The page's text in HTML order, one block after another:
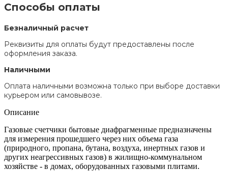
Способы оплаты
Безналичный расчет
Реквизиты для оплаты будут предоставлены после
оформления заказа.
Наличными
Оплата наличными возможна только при выборе доставки
курьером или самовывозе.
Описание
Газовые счетчики бытовые диафрагменные предназначены
для измерения прошедшего через них объема газа
(природного, пропана, бутана, воздуха, инертных газов и
других неагрессивных газов) в жилищно-коммунальном
хозяйстве - в домах, оборудованных газовыми плитами.